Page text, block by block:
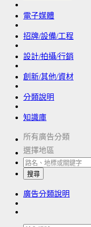
電子媒體
招牌/設備/工程
設計/拍攝/行銷
創新/其他/資材
分類說明
知識庫
所有廣告分類
選擇地區
搜尋
廣告分類說明